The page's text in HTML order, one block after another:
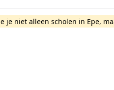
je niet alleen scholen in Epe,